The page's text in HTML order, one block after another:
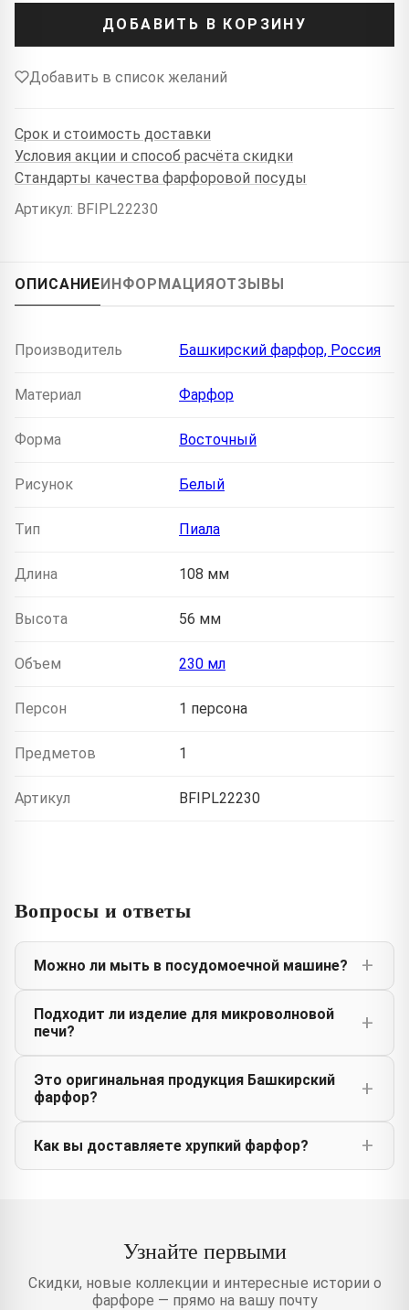
ДОБАВИТЬ В КОРЗИНУ
Добавить в список желаний
Срок и стоимость доставки
Условия акции и способ расчёта скидки
Стандарты качества фарфоровой посуды
Артикул: BFIPL22230
ОПИСАНИЕИНФОРМАЦИЯОТЗЫВЫ
Производитель Башкирский фарфор, Россия
Материал Фарфор
Форма Восточный
Рисунок Белый
Тип Пиала
Длина 108 мм
Высота 56 мм
Объем 230 мл
Персон 1 персона
Предметов 1
Артикул BFIPL22230
Вопросы и ответы
Можно ли мыть в посудомоечной машине?
Подходит ли изделие для микроволновой
печи?
Это оригинальная продукция Башкирский
фарфор?
Как вы доставляете хрупкий фарфор?
Узнайте первыми
Скидки, новые коллекции и интересные истории о
фарфоре — прямо на вашу почту